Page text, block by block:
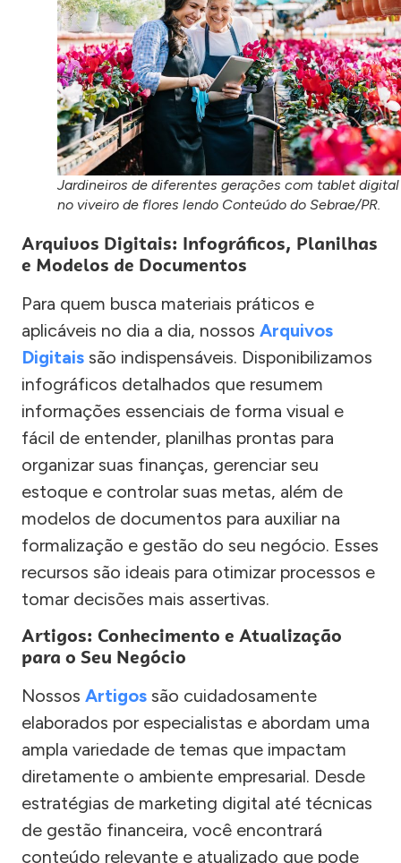
Jardineiros de diferentes gerações com tablet digital
no viveiro de flores lendo Conteúdo do Sebrae/PR.
Arquivos Digitais: Infográficos, Planilhas
e Modelos de Documentos
Para quem busca materiais práticos e
aplicáveis no dia a dia, nossos Arquivos
Digitais são indispensáveis. Disponibilizamos
infográficos detalhados que resumem
informações essenciais de forma visual e
fácil de entender, planilhas prontas para
organizar suas finanças, gerenciar seu
estoque e controlar suas metas, além de
modelos de documentos para auxiliar na
formalização e gestão do seu negócio. Esses
recursos são ideais para otimizar processos e
tomar decisões mais assertivas.
Artigos: Conhecimento e Atualização
para o Seu Negócio
Nossos Artigos são cuidadosamente
elaborados por especialistas e abordam uma
ampla variedade de temas que impactam
diretamente o ambiente empresarial. Desde
estratégias de marketing digital até técnicas
de gestão financeira, você encontrará
conteúdo relevante e atualizado que pode